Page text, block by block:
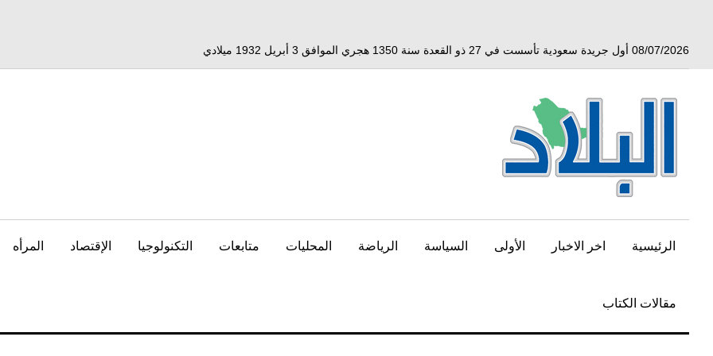
08/07/2026 أول جريدة سعودية تأسست في 27 ذو القعدة سنة 1350 هجري الموافق 3 أبريل 1932 ميلادي
الرئيسية اخر الاخبار الأولى السياسة الرياضة المحليات متابعات التكنولوجيا الإقتصاد المرأه
مقالات الكتاب